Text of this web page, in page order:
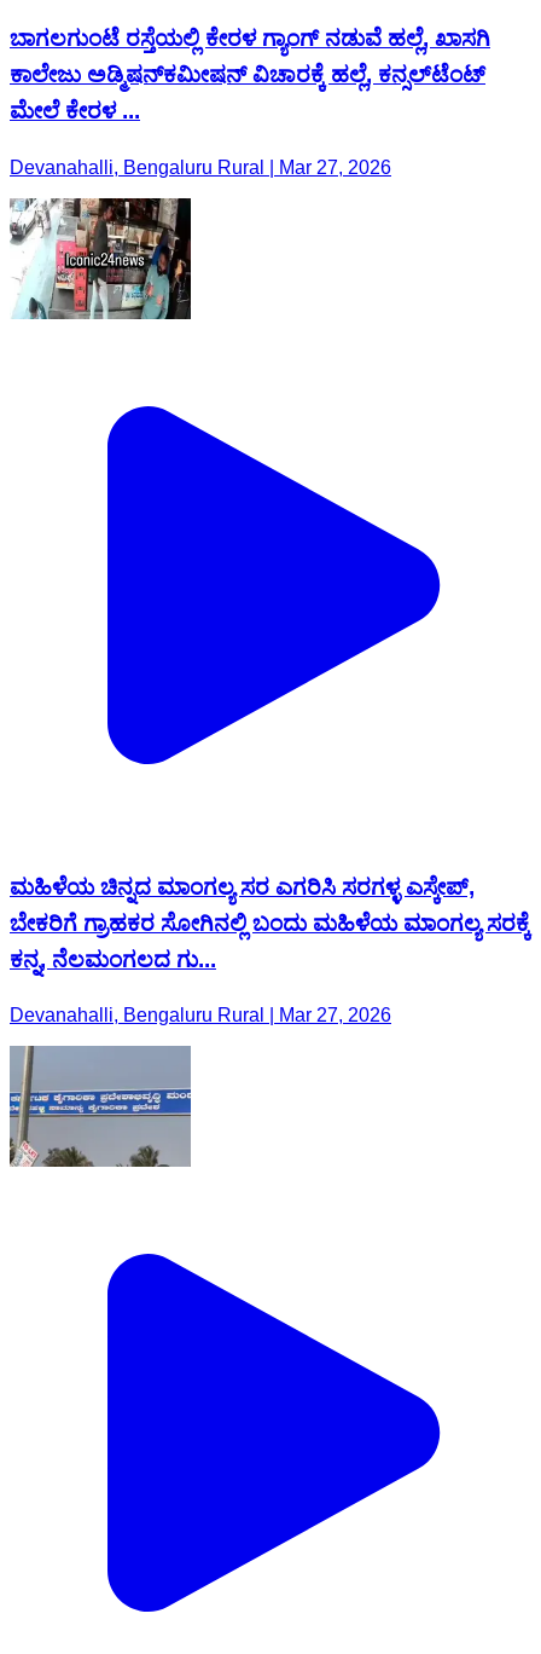
ಬಾಗಲಗುಂಟೆ ರಸ್ತೆಯಲ್ಲಿ ಕೇರಳ ಗ್ಯಾಂಗ್​ ನಡುವೆ ಹಲ್ಲೆ, ಖಾಸಗಿ
ಕಾಲೇಜು ಅಡ್ಮಿಷನ್​​ಕಮೀಷನ್ ವಿಚಾರಕ್ಕೆ ಹಲ್ಲೆ, ಕನ್ಸಲ್​ಟೆಂಟ್
ಮೇಲೆ ಕೇರಳ ...
Devanahalli, Bengaluru Rural | Mar 27, 2026
ಮಹಿಳೆಯ ಚಿನ್ನದ ಮಾಂಗಲ್ಯ ಸರ ಎಗರಿಸಿ ಸರಗಳ್ಳ ಎಸ್ಕೇಪ್,
ಬೇಕರಿಗೆ ಗ್ರಾಹಕರ ಸೋಗಿನಲ್ಲಿ ಬಂದು ಮಹಿಳೆಯ ಮಾಂಗಲ್ಯ ಸರಕ್ಕೆ
ಕನ್ನ, ನೆಲಮಂಗಲದ ಗು...
Devanahalli, Bengaluru Rural | Mar 27, 2026